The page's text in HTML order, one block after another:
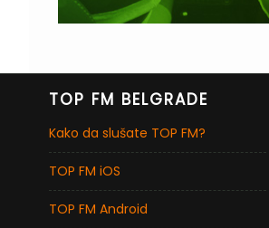
TOP FM BELGRADE
Kako da slušate TOP FM?
TOP FM iOS
TOP FM Android